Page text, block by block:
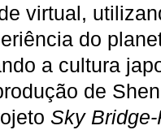
virtual,
do
a cultura
de
Sky